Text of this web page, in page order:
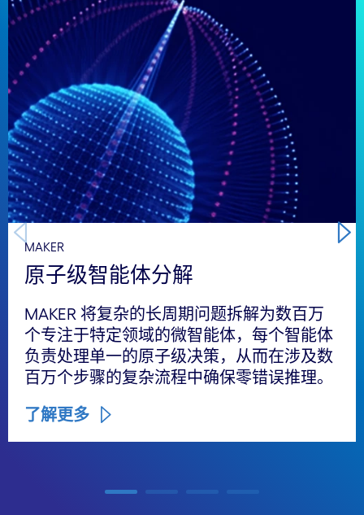
MAKER
原子级智能体分解
MAKER 将复杂的长周期问题拆解为数百万
个专注于特定领域的微智能体，每个智能体
负责处理单一的原子级决策，从而在涉及数
百万个步骤的复杂流程中确保零错误推理。
了解更多